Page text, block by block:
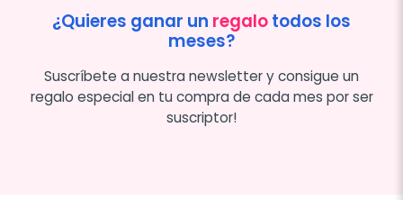
¿Quieres ganar un regalotodos los
meses?
Suscríbete a nuestra newsletter y consigue un
regalo especial en tu compra de cada mes por ser
suscriptor!